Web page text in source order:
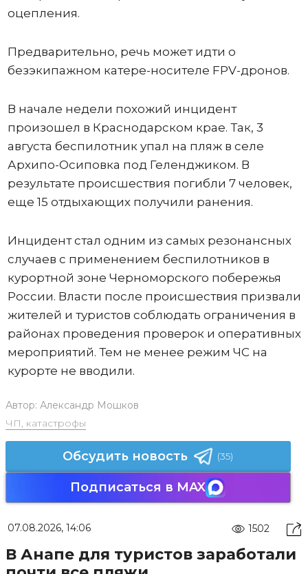
оцепления.
Предварительно, речь может идти о
безэкипажном катере-носителе FPV-дронов.
В начале недели похожий инцидент
произошел в Краснодарском крае. Так, 3
августа беспилотник упал на пляж в селе
Архипо-Осиповка под Геленджиком. В
результате происшествия погибли 7 человек,
еще 15 отдыхающих получили ранения.
Инцидент стал одним из самых резонансных
случаев с применением беспилотников в
курортной зоне Черноморского побережья
России. Власти после происшествия призвали
жителей и туристов соблюдать ограничения в
районах проведения проверок и оперативных
мероприятий. Тем не менее режим ЧС на
курорте не вводили.
Автор: Александр Мошков
ЧП, катастрофы
Обсудить новость (35)
Подписаться в MAX
07.08.2026, 14:06 1502
В Анапе для туристов заработали